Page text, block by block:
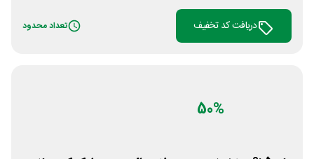
دریافت کد تخفیف تعداد محدود
50%